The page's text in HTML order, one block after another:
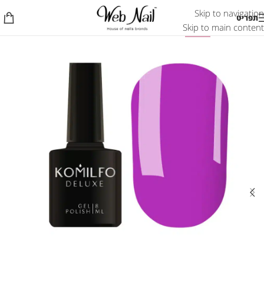
Skip to navigation
Skip to main content
תפריט
-50%